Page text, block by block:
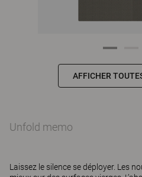
AFFICHER
Unfold memo
Laissez le silence se déployer. Les